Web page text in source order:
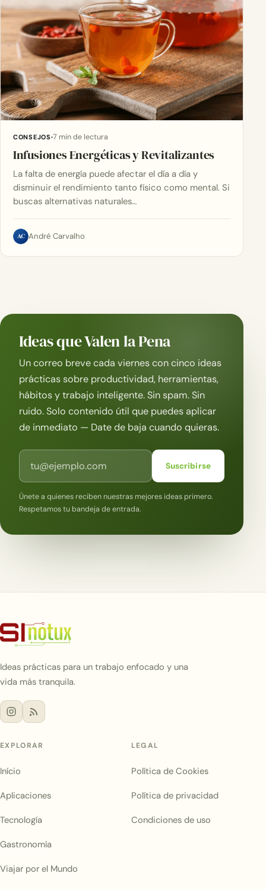
CONSEJOS 7 min de lectura
Infusiones Energéticas y Revitalizantes
La falta de energía puede afectar el día a día y
disminuir el rendimiento tanto físico como mental. Si
buscas alternativas naturales…
AC André Carvalho
Ideas que Valen la Pena
Un correo breve cada viernes con cinco ideas
prácticas sobre productividad, herramientas,
hábitos y trabajo inteligente. Sin spam. Sin
ruido. Solo contenido útil que puedes aplicar
de inmediato — Date de baja cuando quieras.
Correo electrónico
Suscribirse
Únete a quienes reciben nuestras mejores ideas primero.
Respetamos tu bandeja de entrada.
Ideas prácticas para un trabajo enfocado y una
vida más tranquila.
EXPLORAR
Início
Aplicaciones
Tecnología
Gastronomía
Viajar por el Mundo
LEGAL
Política de Cookies
Política de privacidad
Condiciones de uso